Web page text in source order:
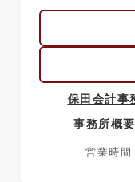
保田会計事
事務所概要
営業時